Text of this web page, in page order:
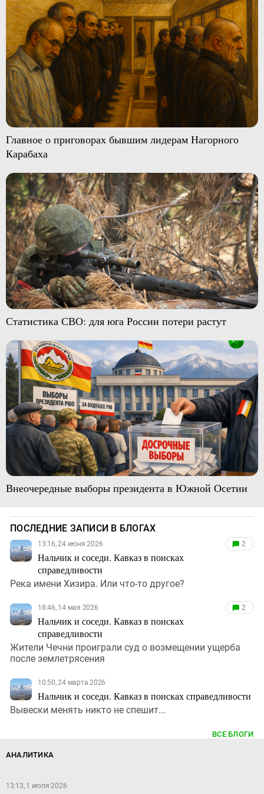
Главное о приговорах бывшим лидерам Нагорного
Карабаха
Статистика СВО: для юга России потери растут
Внеочередные выборы президента в Южной Осетии
ПОСЛЕДНИЕ ЗАПИСИ В БЛОГАХ
13:16, 24 июня 2026
Нальчик и соседи. Кавказ в поисках
справедливости
2
Река имени Хизира. Или что-то другое?
18:46, 14 мая 2026
Нальчик и соседи. Кавказ в поисках
справедливости
2
Жители Чечни проиграли суд о возмещении ущерба
после землетрясения
10:50, 24 марта 2026
Нальчик и соседи. Кавказ в поисках справедливости
Вывески менять никто не спешит...
ВСЕ БЛОГИ
АНАЛИТИКА
13:13, 1 июля 2026